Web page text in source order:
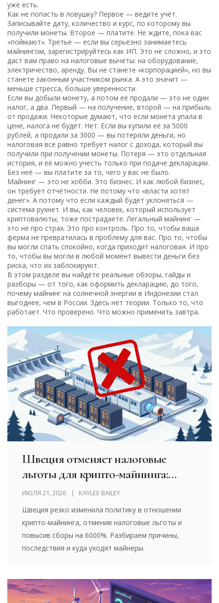
уже есть.
Как не попасть в ловушку? Первое — ведите учёт.
Записывайте дату, количество и курс, по которому вы
получили монеты. Второе — платите. Не ждите, пока вас
«поймают». Третье — если вы серьёзно занимаетесь
майнингом, зарегистрируйтесь как ИП. Это не сложно, и это
даст вам право на налоговые вычеты: на оборудование,
электричество, аренду. Вы не станете «корпорацией», но вы
станете законным участником рынка. А это значит —
меньше стресса, больше уверенности.
Если вы добыли монету, а потом её продали — это не один
налог, а два. Первый — на получение, второй — на прибыль
от продажи. Некоторые думают, что если монета упала в
цене, налога не будет. Нет. Если вы купили её за 5000
рублей, а продали за 3000 — вы потеряли деньги, но
налоговая всё равно требует налог с дохода, который вы
получили при получении монеты. Потеря — это отдельная
история, и её можно учесть только при подаче декларации.
Без неё — вы платите за то, чего у вас не было.
Майнинг — это не хобби. Это бизнес. И как любой бизнес,
он требует отчётности. Не потому что «власти хотят
денег». А потому что если каждый будет уклоняться —
система рухнет. И вы, как человек, который использует
криптовалюты, тоже пострадаете. Легальный майнинг —
это не про страх. Это про контроль. Про то, чтобы ваша
ферма не превратилась в проблему для вас. Про то, чтобы
вы могли спать спокойно, когда приходит налоговая. И про
то, чтобы вы могли в любой момент вывести деньги без
риска, что их заблокируют.
В этом разделе вы найдёте реальные обзоры, гайды и
разборы — от того, как оформить декларацию, до того,
почему майнинг на солнечной энергии в Индонезии стал
выгоднее, чем в России. Здесь нет теории. Только то, что
работает. Что проверено. Что можно применить завтра.
Швеция отменяет налоговые
льготы для крипто-майнинга:
полный разбор изменений
ИЮЛЯ 21, 2026 KAYLEE BAILEY
Швеция резко изменила политику в отношении
крипто-майнинга, отменив налоговые льготы и
повысив сборы на 6000%. Разбираем причины,
последствия и куда уходят майнеры.